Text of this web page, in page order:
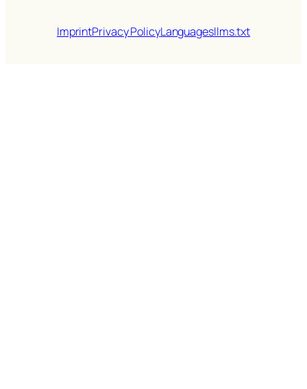
ImprintPrivacy PolicyLanguagesllms.txt